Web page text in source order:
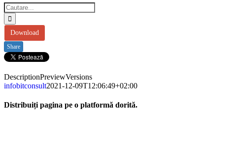
Cautare...
Download
Share
DescriptionPreviewVersions
infobitconsult2021-12-09T12:06:49+02:00
Distribuiți pagina pe o platformă dorită.